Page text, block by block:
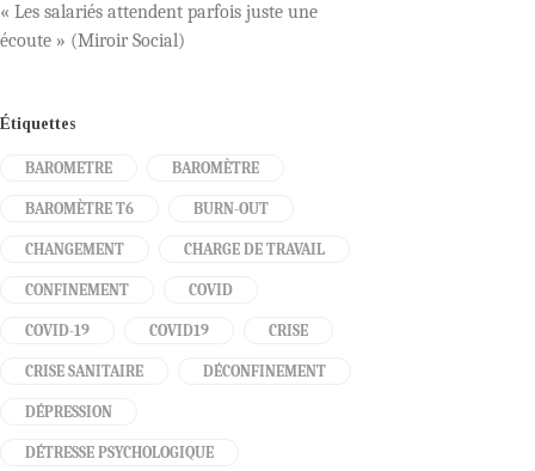
« Les salariés attendent parfois juste une
écoute » (Miroir Social)
Étiquettes
BAROMETRE BAROMÈTRE
BAROMÈTRE T6 BURN-OUT
CHANGEMENT CHARGE DE TRAVAIL
CONFINEMENT COVID
COVID-19 COVID19 CRISE
CRISE SANITAIRE DÉCONFINEMENT
DÉPRESSION
DÉTRESSE PSYCHOLOGIQUE